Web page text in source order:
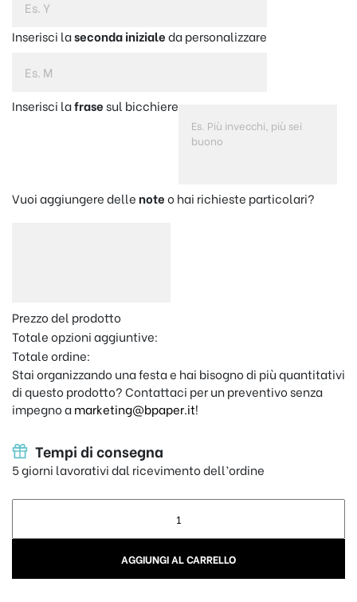
Inserisci laseconda inizialeda personalizzare
Inserisci lafrasesul bicchiere
Vuoi aggiungere dellenoteo hai richieste particolari?
Prezzo del prodotto
Totale opzioni aggiuntive:
Totale ordine:
Stai organizzando una festa e hai bisogno di più quantitativi
di questo prodotto? Contattaci per un preventivo senza
impegno amarketing@bpaper.it!
Tempi di consegna
5 giorni lavorativi dal ricevimento dell’ordine
AGGIUNGI AL CARRELLO